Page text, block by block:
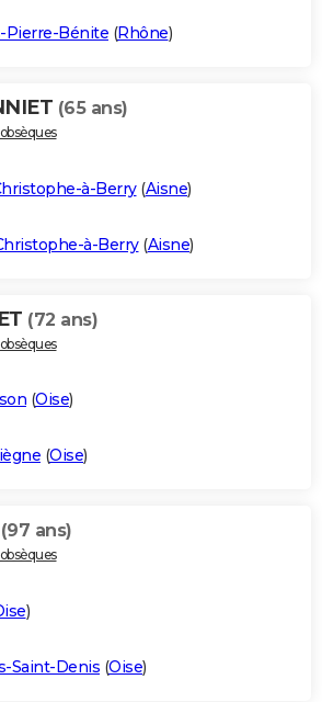
Pierre-Bénite (Rhône)
(65 ans)
à-Berry(Aisne)
à-Berry(Aisne)
(72 ans)
(Oise)
(Oise)
(97 ans)
)
Saint-Denis (Oise)